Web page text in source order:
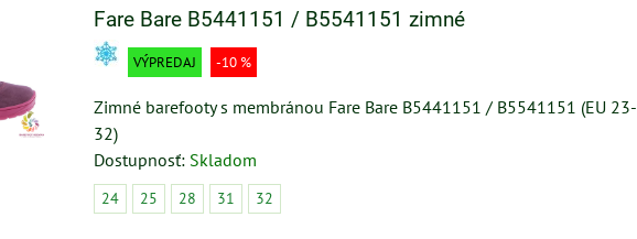
Fare Bare B5441151 / B5541151 zimné
VÝPREDAJ -10 %
Zimné barefooty s membránou Fare Bare B5441151 / B5541151 (EU 23-
32)
Dostupnosť: Skladom
24 25 28 31 32